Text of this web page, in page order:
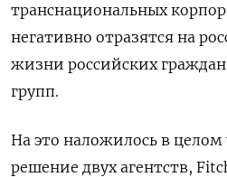
транснациональных
негативно отразятся на
жизни российских
групп.
На это наложилось в
решение двух агентств,